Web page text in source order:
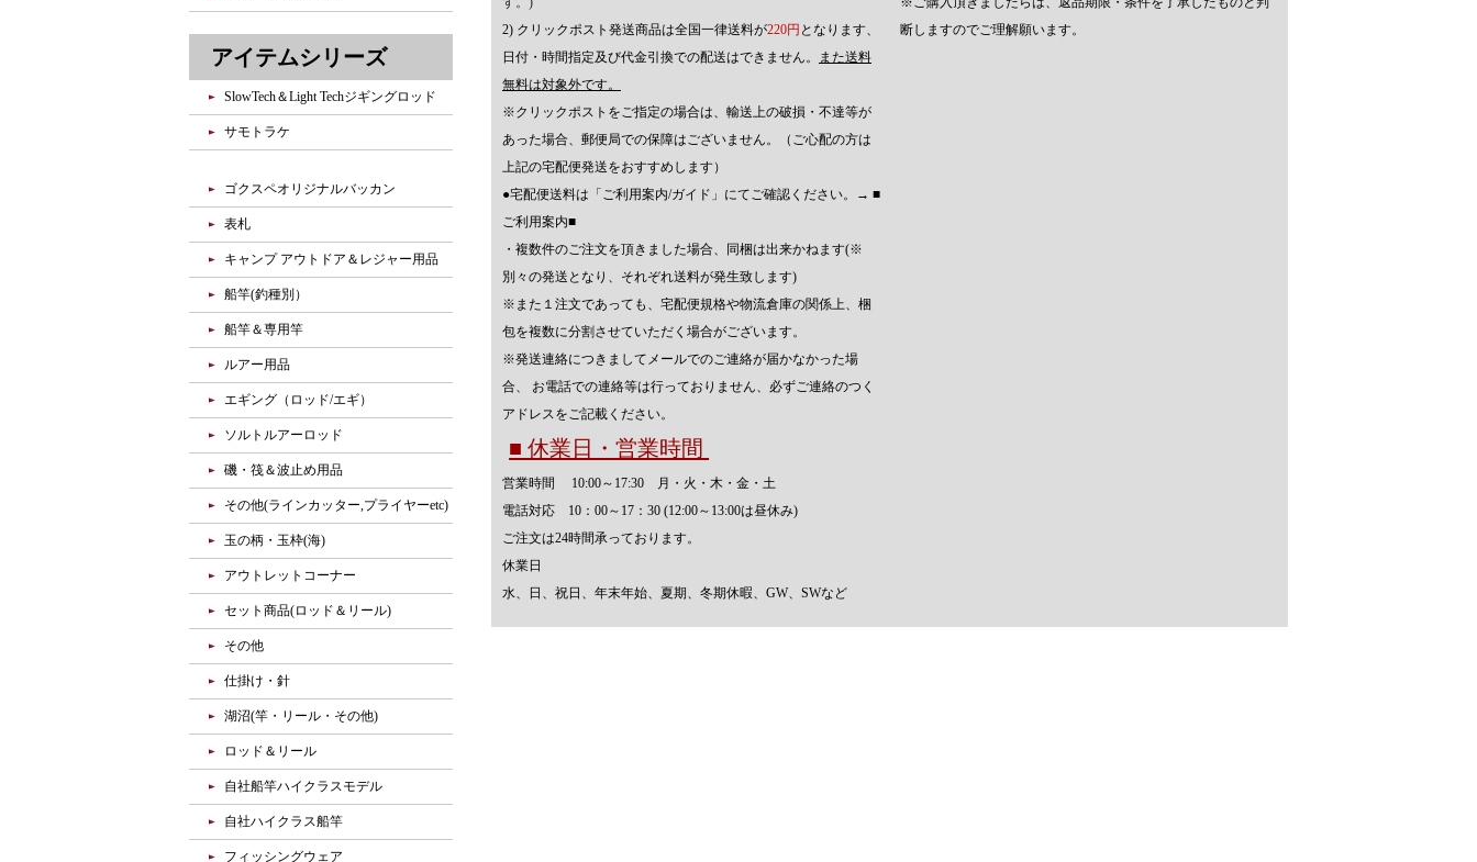
2) クリックポスト発送商品は全国一律送料が220円 となります、
日付・時間指定及び代金引換での配送はできません。
また送料
無料は対象外です。
※クリックポストをご指定の場合は、輸送上の破損・不達等が
あった場合、郵便局での保障はございません。（ご心配の方は
上記の宅配便発送をおすすめします）
●宅配便送料は「ご利用案内/ガイド」にてご確認ください。→ ■
ご利用案内■
・複数件のご注文を頂きました場合、同梱は出来かねます(※
別々の発送となり、それぞれ送料が発生致します)
※また１注文であっても、宅配便規格や物流倉庫の関係上、梱
包を複数に分割させていただく場合がございます。
※発送連絡につきましてメールでのご連絡が届かなかった場
合、 お電話での連絡等は行っておりません、必ずご連絡のつく
アドレスをご記載ください。
■ 休業日・営業時間
営業時間 10:00～17:30 月・火・木・金・土
電話対応 10：00～17：30 (12:00～13:00は昼休み)
ご注文は24時間承っております。
休業日
水、日、祝日、年末年始、夏期、冬期休暇、GW、SWなど
断しますのでご理解願います。
アイテムシリーズ
SlowTech＆Light Techジギングロッド
サモトラケ
ゴクスペオリジナルバッカン
表札
キャンプ アウトドア＆レジャー用品
船竿(釣種別）
船竿＆専用竿
ルアー用品
エギング（ロッド/エギ）
ソルトルアーロッド
磯・筏＆波止め用品
その他(ラインカッター,プライヤーetc)
玉の柄・玉枠(海)
アウトレットコーナー
セット商品(ロッド＆リール)
その他
仕掛け・針
湖沼(竿・リール・その他)
ロッド＆リール
自社船竿ハイクラスモデル
自社ハイクラス船竿
フィッシングウェア